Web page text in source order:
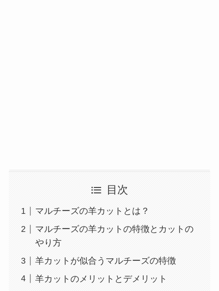
目次
マルチーズの羊カットとは？
マルチーズの羊カットの特徴とカットの
やり方
羊カットが似合うマルチーズの特徴
羊カットのメリットとデメリット